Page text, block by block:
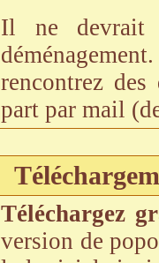
Il ne devrait
rencontrez
part par mail
Téléchargez
version de